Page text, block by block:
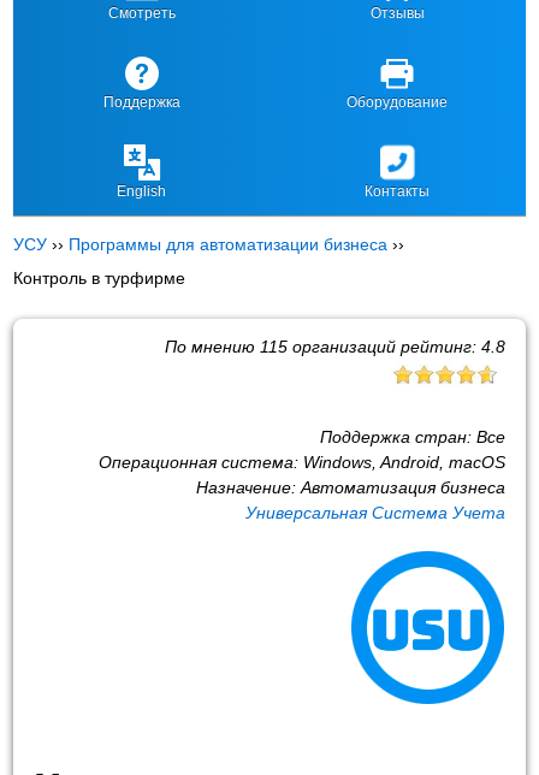
Смотреть Отзывы
Поддержка Оборудование
English Контакты
УСУ ›› Программы для автоматизации бизнеса ››
Контроль в турфирме
По мнению 115организаций рейтинг: 4.8
Поддержка стран: Все
Операционная система: Windows, Android, macOS
Назначение: Автоматизация бизнеса
Универсальная Система Учета